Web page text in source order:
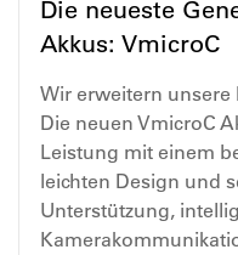
Die neueste
Akkus: VmicroC
Wir erweitern unsere
Die neuen VmicroC
Leistung mit einem
leichten Design und
Unterstützung,